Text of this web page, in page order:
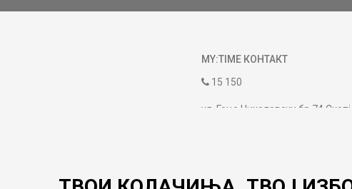
MY:TIME КОНТАКТ
15 150
ул. Гоце Николовски бр.74
09:00 до 17:00